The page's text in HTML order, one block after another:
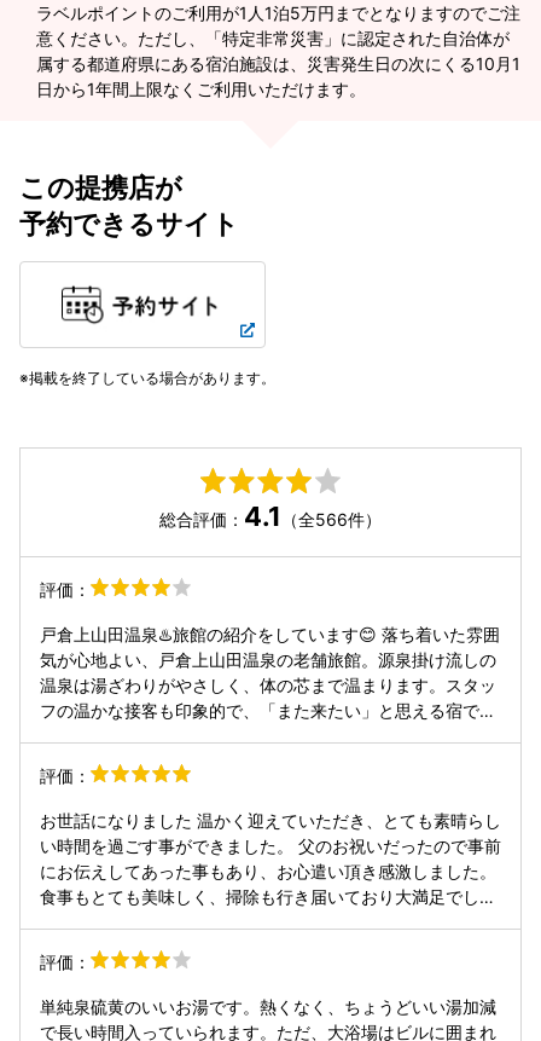
ラベルポイントのご利用が1人1泊5万円までとなりますのでご注
意ください。ただし、「特定非常災害」に認定された自治体が
属する都道府県にある宿泊施設は、災害発生日の次にくる10月1
日から1年間上限なくご利用いただけます。
この提携店が
予約できるサイト
掲載を終了している場合があります。
総合評価： 4.1 （全566件）
評価：
戸倉上山田温泉♨️旅館の紹介をしています😊 落ち着いた雰囲
気が心地よい、戸倉上山田温泉の老舗旅館。源泉掛け流しの
温泉は湯ざわりがやさしく、体の芯まで温まります。スタッ
フの温かな接客も印象的で、「また来たい」と思える宿でし
す。(chatGPT知恵袋) 映像は最新です😊
評価：
お世話になりました 温かく迎えていただき、とても素晴らし
い時間を過ごす事ができました。 父のお祝いだったので事前
にお伝えしてあった事もあり、お心遣い頂き感激しました。
食事もとても美味しく、掃除も行き届いており大満足でし
♨️です 若女将さん食事の時挨拶に来てくださり美人さん❤️ス
タッフの皆様も優しく接して頂き感謝 お世話になりありがと
うございました。
評価：
単純泉硫黄のいいお湯です。熱くなく、ちょうどいい湯加減
で長い時間入っていられます。ただ、大浴場はビルに囲まれ